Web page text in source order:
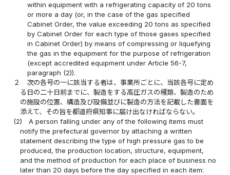
within equipment with a refrigerating capacity of 20 tons
or more a day (or, in the case of the gas specified
Cabinet Order, the value exceeding 20 tons as specified
by Cabinet Order for each type of those gases specified
in Cabinet Order) by means of compressing or liquefying
the gas in the equipment for the purpose of refrigeration
(except accredited equipment under Article 56-7,
paragraph (2)).
２
次の各号の一に該当する者は、事業所ごとに、当該各号に定め
る日の二十日前までに、製造をする高圧ガスの種類、製造のため
の施設の位置、構造及び設備並びに製造の方法を記載した書面を
添えて、その旨を都道府県知事に届け出なければならない。
(2)
A person falling under any of the following items must
notify the prefectural governor by attaching a written
statement describing the type of high pressure gas to be
produced, the production location, structure, equipment,
and the method of production for each place of business no
later than 20 days before the day specified in each item: